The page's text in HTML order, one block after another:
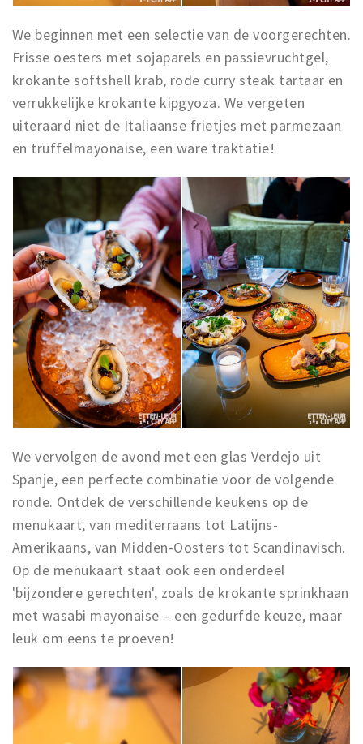
We beginnen met een selectie van de voorgerechten.
Frisse oesters met sojaparels en passievruchtgel,
krokante softshell krab, rode curry steak tartaar en
verrukkelijke krokante kipgyoza. We vergeten
uiteraard niet de Italiaanse frietjes met parmezaan
en truffelmayonaise, een ware traktatie!
We vervolgen de avond met een glas Verdejo uit
Spanje, een perfecte combinatie voor de volgende
ronde. Ontdek de verschillende keukens op de
menukaart, van mediterraans tot Latijns-
Amerikaans, van Midden-Oosters tot Scandinavisch.
Op de menukaart staat ook een onderdeel
'bijzondere gerechten', zoals de krokante sprinkhaan
met wasabi mayonaise – een gedurfde keuze, maar
leuk om eens te proeven!